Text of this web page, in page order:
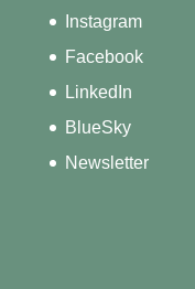
Instagram
Facebook
LinkedIn
BlueSky
Newsletter